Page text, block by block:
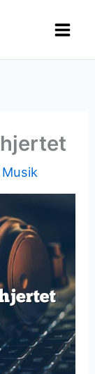
Musik